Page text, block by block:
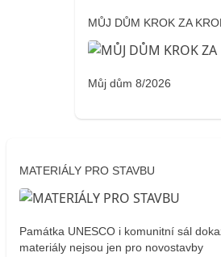
MŮJ DŮM KROK ZA
Můj dům 8/2026
MATERIÁLY PRO STAVBU
Památka UNESCO i komunitní sál
materiály nejsou jen pro novostavby